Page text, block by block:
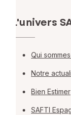
L'univers
Qui
Notre
Bien Estimer
SAFTI